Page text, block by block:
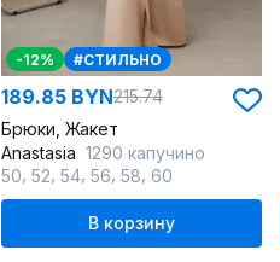
-12% #СТИЛЬНО
189.85 BYN215.74
Брюки, Жакет
Anastasia 1290 капучино
50 52 54 56 58 60
В корзину